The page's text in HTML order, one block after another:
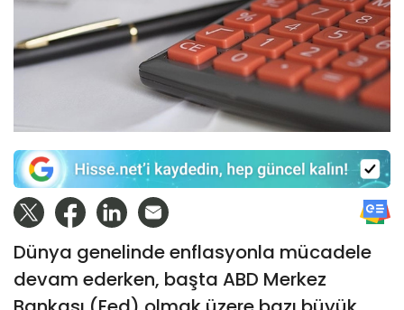
Dünya genelinde enflasyonla mücadele
devam ederken, başta ABD Merkez